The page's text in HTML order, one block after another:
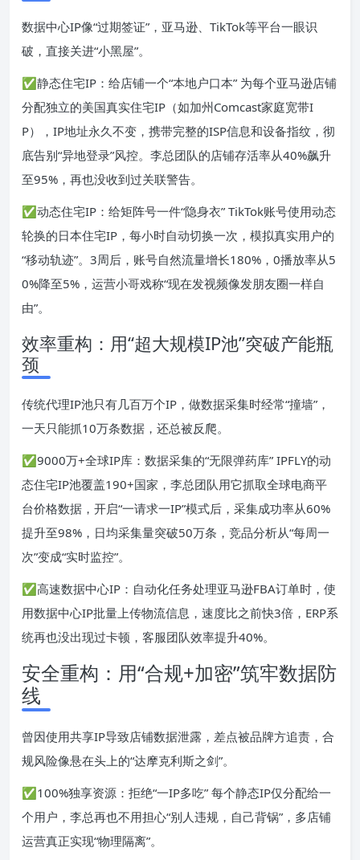
数据中心IP像“过期签证”，亚马逊、TikTok等平台一眼识
破，直接关进“小黑屋”。
✅静态住宅IP：给店铺一个“本地户口本” 为每个亚马逊店铺
分配独立的美国真实住宅IP（如加州Comcast家庭宽带I
P），IP地址永久不变，携带完整的ISP信息和设备指纹，彻
底告别“异地登录”风控。李总团队的店铺存活率从40%飙升
至95%，再也没收到过关联警告。
✅动态住宅IP：给矩阵号一件“隐身衣” TikTok账号使用动态
轮换的日本住宅IP，每小时自动切换一次，模拟真实用户的
“移动轨迹”。3周后，账号自然流量增长180%，0播放率从5
0%降至5%，运营小哥戏称“现在发视频像发朋友圈一样自
由”。
效率重构：用“超大规模IP池”突破产能瓶
颈
传统代理IP池只有几百万个IP，做数据采集时经常“撞墙”，
一天只能抓10万条数据，还总被反爬。
✅9000万+全球IP库：数据采集的“无限弹药库” IPFLY的动
态住宅IP池覆盖190+国家，李总团队用它抓取全球电商平
台价格数据，开启“一请求一IP”模式后，采集成功率从60%
提升至98%，日均采集量突破50万条，竞品分析从“每周一
次”变成“实时监控”。
✅高速数据中心IP：自动化任务处理亚马逊FBA订单时，使
用数据中心IP批量上传物流信息，速度比之前快3倍，ERP系
统再也没出现过卡顿，客服团队效率提升40%。
安全重构：用“合规+加密”筑牢数据防
线
曾因使用共享IP导致店铺数据泄露，差点被品牌方追责，合
规风险像悬在头上的“达摩克利斯之剑”。
✅100%独享资源：拒绝“一IP多吃” 每个静态IP仅分配给一
个用户，李总再也不用担心“别人违规，自己背锅”，多店铺
运营真正实现“物理隔离”。